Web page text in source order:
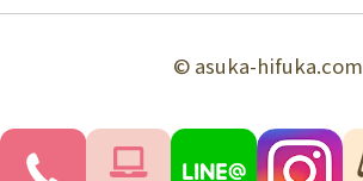
© asuka-hifuka.com